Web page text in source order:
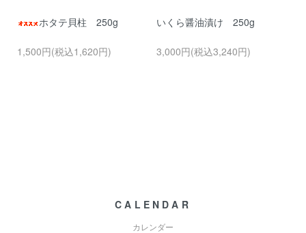
ホタテ貝柱 250g
1,500円(税込1,620円)
いくら醤油漬け 250g
3,000円(税込3,240円)
CALENDAR
カレンダー